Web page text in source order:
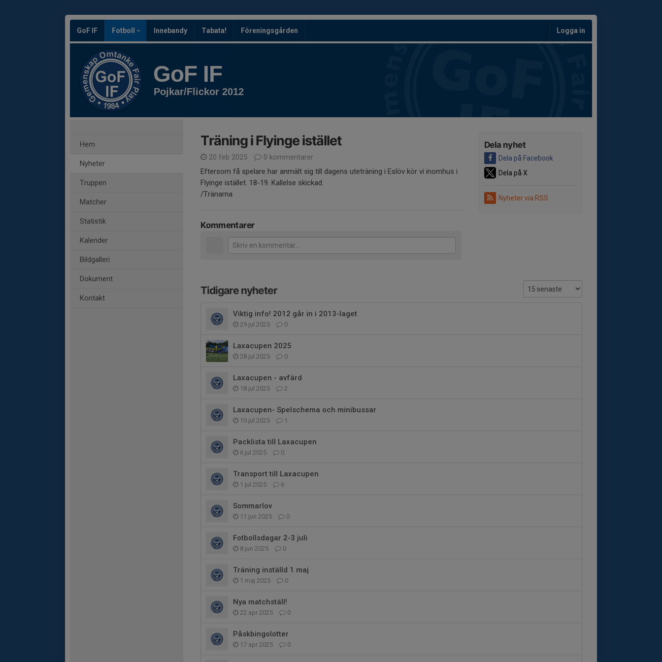
GoF IF Fotboll Innebandy Tabata! Föreningsgården Logga in
GoF IF
Pojkar/Flickor 2012
Hem
Nyheter
Truppen
Matcher
Statistik
Kalender
Bildgalleri
Dokument
Kontakt
Dela nyhet
Dela på Facebook
Dela på X
Nyheter via RSS
Träning i Flyinge istället
20 feb 2025
0 kommentarer
Eftersom få spelare har anmält sig till dagens uteträning i Eslöv kör vi inomhus i
Flyinge istället. 18-19. Kallelse skickad.
/Tränarna
Kommentarer
Tidigare nyheter
Viktig info! 2012 går in i 2013-laget
29 jul 2025 0
Laxacupen 2025
28 jul 2025 0
Laxacupen - avfärd
18 jul 2025 2
Laxacupen- Spelschema och minibussar
10 jul 2025 1
Packlista till Laxacupen
6 jul 2025 0
Transport till Laxacupen
1 jul 2025 6
Sommarlov
11 jun 2025 0
Fotbollsdagar 2-3 juli
8 jun 2025 0
Träning inställd 1 maj
1 maj 2025 0
Nya matchställ!
22 apr 2025 0
Påskbingolotter
17 apr 2025 0